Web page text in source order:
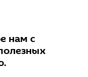
нам с